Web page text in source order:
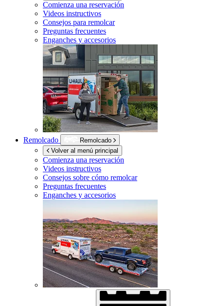
Comienza una reservación
Videos instructivos
Consejos para remolcar
Preguntas frecuentes
Enganches y accesorios
Remolcado
Remolcado
Volver al menú principal
Comienza una reservación
Videos instructivos
Consejos sobre cómo remolcar
Preguntas frecuentes
Enganches y accesorios